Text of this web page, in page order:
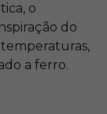
o
do
a ferro.